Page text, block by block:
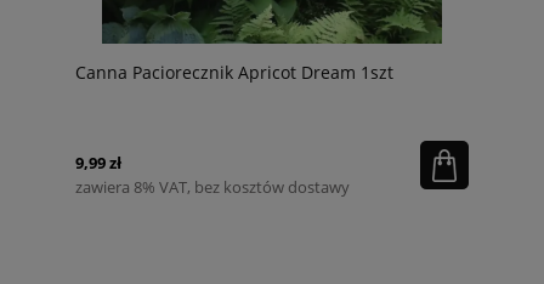
Canna Paciorecznik Apricot Dream 1szt
9,99 zł
zawiera 8% VAT, bez kosztów dostawy